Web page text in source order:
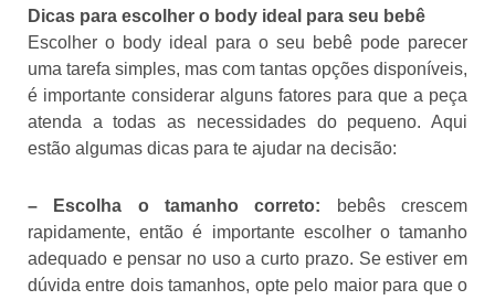
Dicas para escolher o body ideal para seu bebê
Escolher o body ideal para o seu bebê pode parecer
uma tarefa simples, mas com tantas opções disponíveis,
é importante considerar alguns fatores para que a peça
atenda a todas as necessidades do pequeno. Aqui
estão algumas dicas para te ajudar na decisão:
– Escolha o tamanho correto: bebês crescem
rapidamente, então é importante escolher o tamanho
adequado e pensar no uso a curto prazo. Se estiver em
dúvida entre dois tamanhos, opte pelo maior para que o